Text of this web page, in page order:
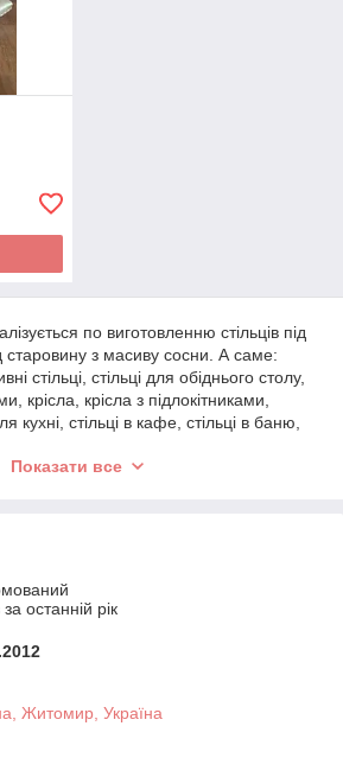
по виготовленню стільців під
старовину з масиву сосни. А саме:
стільці, стільці для обіднього столу,
крісла, крісла з підлокітниками,
кухні, стільці в кафе, стільці в баню,
дозволить зберегти цілісність та
магазинну.
організувати установку і доставку по
благородної класики та
натурального масиву
високою міцністю,
та тривалим терміном служби.
Показати все
останній рік
Житомир, Україна